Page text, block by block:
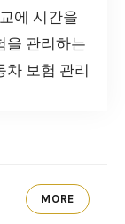
에 시간을
을 관리하는
차 보험 관리
MORE